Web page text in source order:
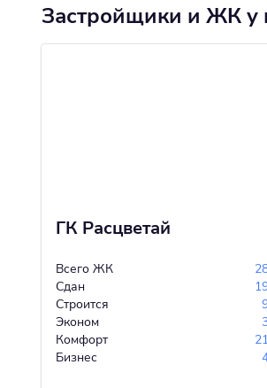
Застройщики и ЖК у
ГК Расцветай
Всего ЖК
Сдан
Строится
Эконом
Комфорт
Бизнес